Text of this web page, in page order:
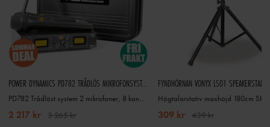
POWER DYNAMICS PD782 TRÅDLÖS MIKROFONSYSTEMHF 2X8CH 2 MIKROFONER
PD782 Trådlöst system 2 mikrofoner, 8 kanaler. SKY-179.196
2 217 kr 3 265 kr
Högtalarstativ maxhöjd 180cm
309 kr 439 kr